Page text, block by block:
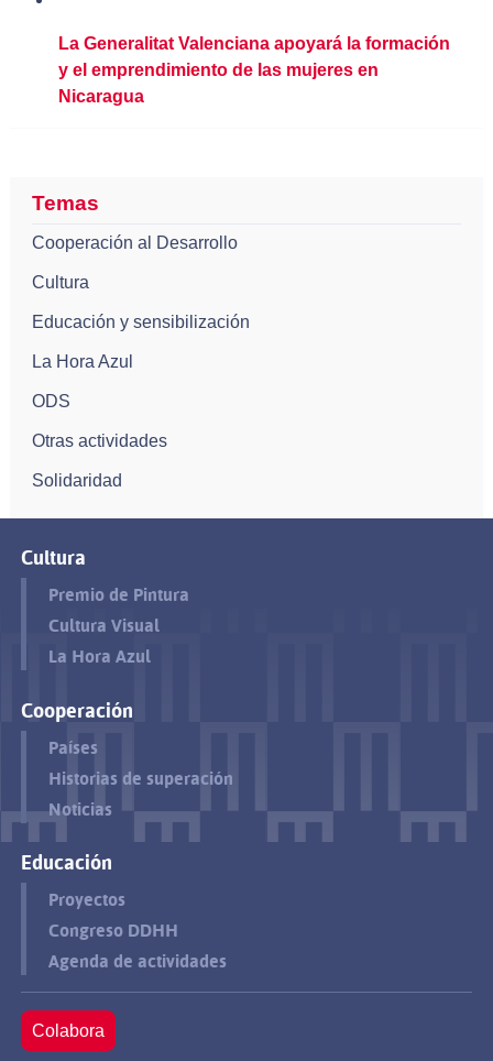
La Generalitat Valenciana apoyará la formación
y el emprendimiento de las mujeres en
Nicaragua
Temas
Cooperación al Desarrollo
Cultura
Educación y sensibilización
La Hora Azul
ODS
Otras actividades
Solidaridad
Cultura
Premio de Pintura
Cultura Visual
La Hora Azul
Cooperación
Países
Historias de superación
Noticias
Educación
Proyectos
Congreso DDHH
Agenda de actividades
Colabora